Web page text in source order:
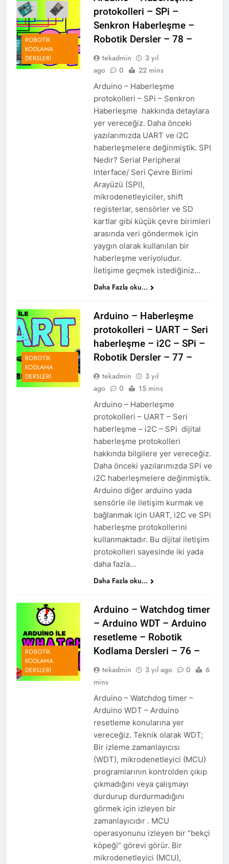
ROBOTIK
KODLAMA
DERSLERI
protokolleri – SPi –
Senkron Haberleşme –
Robotik Dersler – 78 –
tekadmin
3 yıl
ago
0 22 mins
Arduino – Haberleşme
protokolleri – SPi – Senkron
Haberleşme hakkında detaylara
yer vereceğiz. Daha önceki
yazılarımızda UART ve i2C
haberleşmelere değinmiştik. SPI
Nedir? Serial Peripheral
Interface/ Seri Çevre Birimi
Arayüzü (SPI),
mikrodenetleyiciler, shift
registerlar, sensörler ve SD
kartlar gibi küçük çevre birimleri
arasında veri göndermek için
yaygın olarak kullanılan bir
haberleşme veriyoludur.
İletişime geçmek istediğiniz…
Daha Fazla oku...
ROBOTIK
KODLAMA
DERSLERI
Arduino – Haberleşme
protokolleri – UART – Seri
haberleşme – i2C – SPi –
Robotik Dersler – 77 –
tekadmin
3 yıl
ago
0 15 mins
Arduino – Haberleşme
protokolleri – UART – Seri
haberleşme – i2C – SPi dijital
haberleşme protokolleri
hakkında bilgilere yer vereceğiz.
Daha önceki yazılarımızda SPi ve
i2C haberleşmelere değinmiştik.
Arduino diğer arduino yada
sensörle ile iletişim kurmak ve
bağlanmak için UART, i2C ve SPi
haberleşme protokollerini
kullanmaktadır. Bu dijital iletişim
protokolleri sayesinde iki yada
daha fazla…
Daha Fazla oku...
ROBOTIK
KODLAMA
DERSLERI
Arduino – Watchdog timer
– Arduino WDT – Arduino
resetleme – Robotik
Kodlama Dersleri – 76 –
tekadmin 3 yıl ago 0
6
mins
Arduino – Watchdog timer –
Arduino WDT – Arduino
resetleme konularına yer
vereceğiz. Teknik olarak WDT;
Bir izleme zamanlayıcısı
(WDT), mikrodenetleyici (MCU)
programlarının kontrolden çıkıp
çıkmadığını veya çalışmayı
durdurup durdurmadığını
görmek için izleyen bir
zamanlayıcıdır . MCU
operasyonunu izleyen bir “bekçi
köpeği” görevi görür. Bir
mikrodenetleyici (MCU),